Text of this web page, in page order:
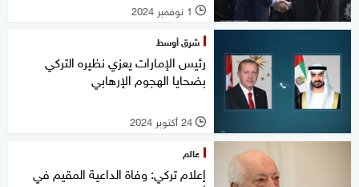
l 1 نوفمبر 2024
شرق أوسط
رئيس الإمارات يعزي نظيره التركي
بضحايا الهجوم الإرهابي
l 24 أكتوبر 2024
عالم
إعلام تركي: وفاة الداعية المقيم في